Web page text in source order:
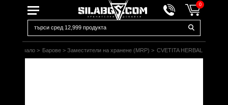
0
Начало > Барове >Заместители на хранене (MRP) > CVETITA HERBAL